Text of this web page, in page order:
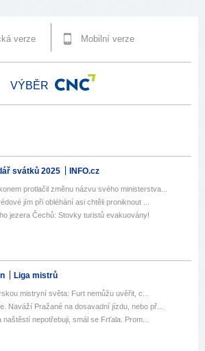
verze Mobilní verze
VÝBĚR
svátků 2025 INFO.cz
protlačil změnu názvu svého ministerstva...
jím při obléhání asi chtěli proniknout ...
jezera Čechů: Stovky turistů evakuovány!
Liga mistrů
mistryní světa: Furt nemůžu uvěřit, c...
Naváží Pražané na dosavadní jízdu, nebo př...
nepotřebuji, smál se Frťala. Prom...